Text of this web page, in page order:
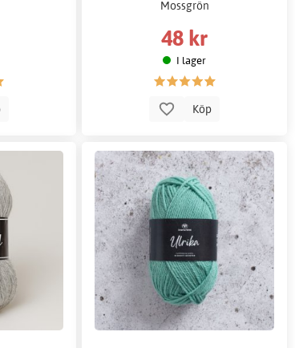
Mossgrön
48 kr
I lager
Köp